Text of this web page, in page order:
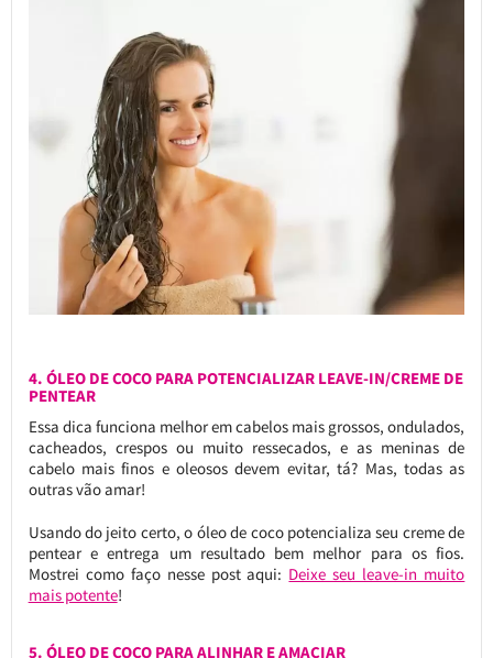
4. ÓLEO DE COCO PARA POTENCIALIZAR LEAVE-IN/CREME DE
PENTEAR
Essa dica funciona melhor em cabelos mais grossos, ondulados,
cacheados, crespos ou muito ressecados, e as meninas de
cabelo mais finos e oleosos devem evitar, tá? Mas, todas as
outras vão amar!
Usando do jeito certo, o óleo de coco potencializa seu creme de
pentear e entrega um resultado bem melhor para os fios.
Mostrei como faço nesse post aqui: Deixe seu leave-in muito
mais potente!
5. ÓLEO DE COCO PARA ALINHAR E AMACIAR